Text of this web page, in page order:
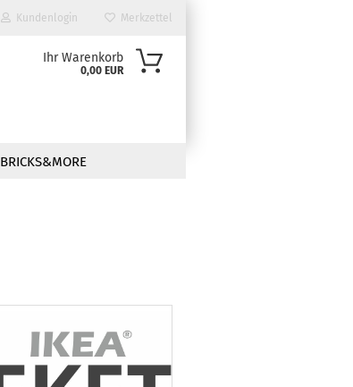
Kundenlogin Merkzettel
Ihr Warenkorb
0,00 EUR
BRICKS&MORE